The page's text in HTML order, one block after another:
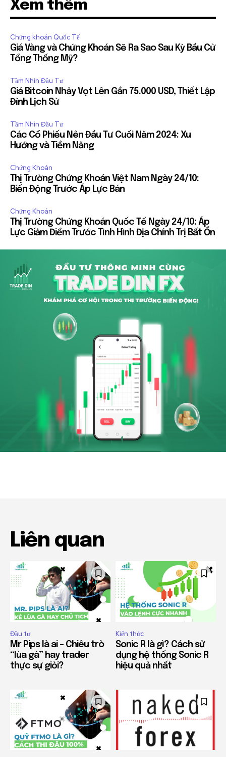
Xem thêm
Chứng khoán Quốc Tế
Giá Vàng và Chứng Khoán Sẽ Ra Sao Sau Kỳ Bầu Cử
Tổng Thống Mỹ?
Tầm Nhìn Đầu Tư
Giá Bitcoin Nhảy Vọt Lên Gần 75.000 USD, Thiết Lập
Đỉnh Lịch Sử
Tầm Nhìn Đầu Tư
Các Cổ Phiếu Nên Đầu Tư Cuối Năm 2024: Xu
Hướng và Tiềm Năng
Chứng Khoán
Thị Trường Chứng Khoán Việt Nam Ngày 24/10:
Biến Động Trước Áp Lực Bán
Chứng Khoán
Thị Trường Chứng Khoán Quốc Tế Ngày 24/10: Áp
Lực Giảm Điểm Trước Tình Hình Địa Chính Trị Bất Ổn
Liên quan
Đầu tư
Mr Pips là ai – Chiêu trò
“lùa gà” hay trader
thực sự giỏi?
Kiến thức
Sonic R là gì? Cách sử
dụng hệ thống Sonic R
hiệu quả nhất